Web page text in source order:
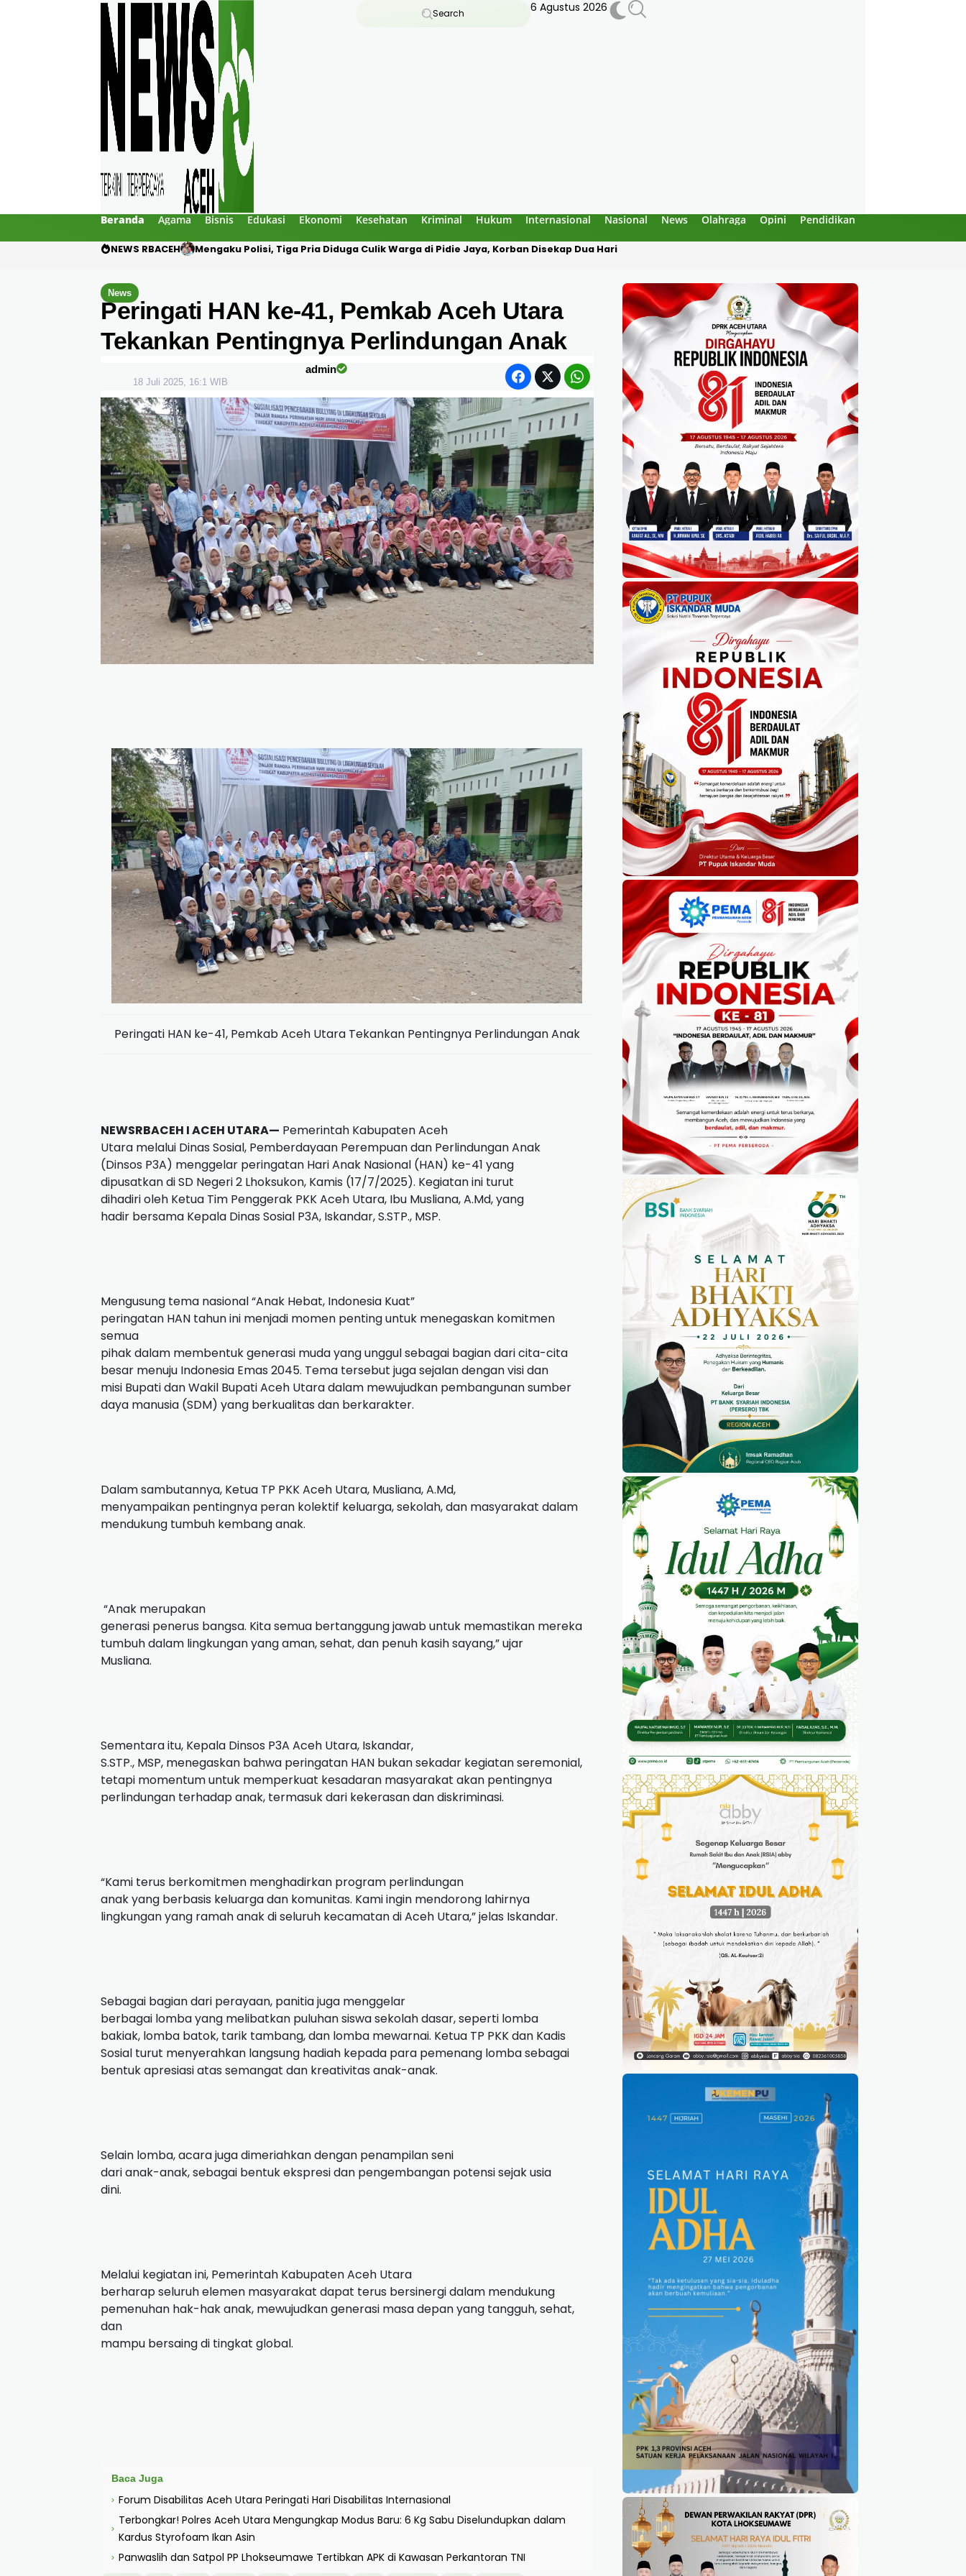
Search 6 Agustus 2026
Beranda Agama Bisnis Edukasi Ekonomi Kesehatan Kriminal Hukum Internasional Nasional News Olahraga Opini Pendidikan
NEWS RBACEH Utang Rp124 Juta Berujung Dugaan Penculikan, Korban Diborgol Hendak Dibawa ke Medan
News
Peringati HAN ke-41, Pemkab Aceh Utara
Tekankan Pentingnya Perlindungan Anak
admin
18 Juli 2025, 16:1 WIB
Peringati HAN ke-41, Pemkab Aceh Utara Tekankan Pentingnya Perlindungan Anak
NEWSRBACEH I ACEH UTARA— Pemerintah Kabupaten Aceh
Utara melalui Dinas Sosial, Pemberdayaan Perempuan dan Perlindungan Anak
(Dinsos P3A) menggelar peringatan Hari Anak Nasional (HAN) ke-41 yang
dipusatkan di SD Negeri 2 Lhoksukon, Kamis (17/7/2025). Kegiatan ini turut
dihadiri oleh Ketua Tim Penggerak PKK Aceh Utara, Ibu Musliana, A.Md, yang
hadir bersama Kepala Dinas Sosial P3A, Iskandar, S.STP., MSP.
Mengusung tema nasional “Anak Hebat, Indonesia Kuat”
peringatan HAN tahun ini menjadi momen penting untuk menegaskan komitmen
semua
pihak dalam membentuk generasi muda yang unggul sebagai bagian dari cita-cita
besar menuju Indonesia Emas 2045. Tema tersebut juga sejalan dengan visi dan
misi Bupati dan Wakil Bupati Aceh Utara dalam mewujudkan pembangunan sumber
daya manusia (SDM) yang berkualitas dan berkarakter.
Dalam sambutannya, Ketua TP PKK Aceh Utara, Musliana, A.Md,
menyampaikan pentingnya peran kolektif keluarga, sekolah, dan masyarakat dalam
mendukung tumbuh kembang anak.
“Anak merupakan
generasi penerus bangsa. Kita semua bertanggung jawab untuk memastikan mereka
tumbuh dalam lingkungan yang aman, sehat, dan penuh kasih sayang,” ujar
Musliana.
Sementara itu, Kepala Dinsos P3A Aceh Utara, Iskandar,
S.STP., MSP, menegaskan bahwa peringatan HAN bukan sekadar kegiatan seremonial,
tetapi momentum untuk memperkuat kesadaran masyarakat akan pentingnya
perlindungan terhadap anak, termasuk dari kekerasan dan diskriminasi.
“Kami terus berkomitmen menghadirkan program perlindungan
anak yang berbasis keluarga dan komunitas. Kami ingin mendorong lahirnya
lingkungan yang ramah anak di seluruh kecamatan di Aceh Utara,” jelas Iskandar.
Sebagai bagian dari perayaan, panitia juga menggelar
berbagai lomba yang melibatkan puluhan siswa sekolah dasar, seperti lomba
bakiak, lomba batok, tarik tambang, dan lomba mewarnai. Ketua TP PKK dan Kadis
Sosial turut menyerahkan langsung hadiah kepada para pemenang lomba sebagai
bentuk apresiasi atas semangat dan kreativitas anak-anak.
Selain lomba, acara juga dimeriahkan dengan penampilan seni
dari anak-anak, sebagai bentuk ekspresi dan pengembangan potensi sejak usia
dini.
Melalui kegiatan ini, Pemerintah Kabupaten Aceh Utara
berharap seluruh elemen masyarakat dapat terus bersinergi dalam mendukung
pemenuhan hak-hak anak, mewujudkan generasi masa depan yang tangguh, sehat,
dan
mampu bersaing di tingkat global.
Baca Juga
› Forum Disabilitas Aceh Utara Peringati Hari Disabilitas Internasional
›
Terbongkar! Polres Aceh Utara Mengungkap Modus Baru: 6 Kg Sabu Diselundupkan dalam
Kardus Styrofoam Ikan Asin
› Panwaslih dan Satpol PP Lhokseumawe Tertibkan APK di Kawasan Perkantoran TNI